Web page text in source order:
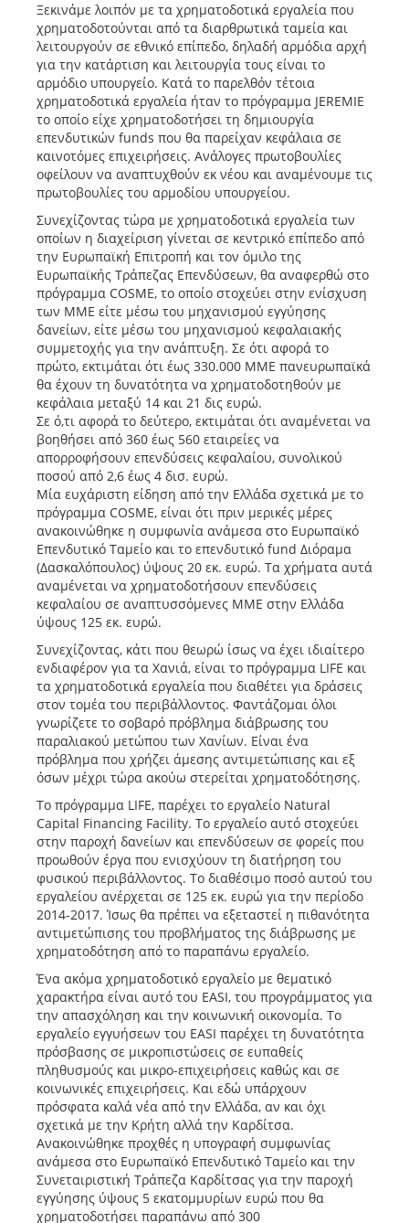
Ξεκινάμε λοιπόν με τα χρηματοδοτικά εργαλεία που
χρηματοδοτούνται από τα διαρθρωτικά ταμεία και
λειτουργούν σε εθνικό επίπεδο, δηλαδή αρμόδια αρχή
για την κατάρτιση και λειτουργία τους είναι το
αρμόδιο υπουργείο. Κατά το παρελθόν τέτοια
χρηματοδοτικά εργαλεία ήταν το πρόγραμμα JEREMIE
το οποίο είχε χρηματοδοτήσει τη δημιουργία
επενδυτικών funds που θα παρείχαν κεφάλαια σε
καινοτόμες επιχειρήσεις. Ανάλογες πρωτοβουλίες
οφείλουν να αναπτυχθούν εκ νέου και αναμένουμε τις
πρωτοβουλίες του αρμοδίου υπουργείου.
Συνεχίζοντας τώρα με χρηματοδοτικά εργαλεία των
οποίων η διαχείριση γίνεται σε κεντρικό επίπεδο από
την Ευρωπαϊκή Επιτροπή και τον όμιλο της
Ευρωπαϊκής Τράπεζας Επενδύσεων, θα αναφερθώ στο
πρόγραμμα COSME, το οποίο στοχεύει στην ενίσχυση
των ΜΜΕ είτε μέσω του μηχανισμού εγγύησης
δανείων, είτε μέσω του μηχανισμού κεφαλαιακής
συμμετοχής για την ανάπτυξη. Σε ότι αφορά το
πρώτο, εκτιμάται ότι έως 330.000 ΜΜΕ πανευρωπαϊκά
θα έχουν τη δυνατότητα να χρηματοδοτηθούν με
κεφάλαια μεταξύ 14 και 21 δις ευρώ.
Σε ό,τι αφορά το δεύτερο, εκτιμάται ότι αναμένεται να
βοηθήσει από 360 έως 560 εταιρείες να
απορροφήσουν επενδύσεις κεφαλαίου, συνολικού
ποσού από 2,6 έως 4 δισ. ευρώ.
Μία ευχάριστη είδηση από την Ελλάδα σχετικά με το
πρόγραμμα COSME, είναι ότι πριν μερικές μέρες
ανακοινώθηκε η συμφωνία ανάμεσα στο Ευρωπαϊκό
Επενδυτικό Ταμείο και το επενδυτικό fund Διόραμα
(Δασκαλόπουλος) ύψους 20 εκ. ευρώ. Τα χρήματα αυτά
αναμένεται να χρηματοδοτήσουν επενδύσεις
κεφαλαίου σε αναπτυσσόμενες ΜΜΕ στην Ελλάδα
ύψους 125 εκ. ευρώ.
Συνεχίζοντας, κάτι που θεωρώ ίσως να έχει ιδιαίτερο
ενδιαφέρον για τα Χανιά, είναι το πρόγραμμα LIFE και
τα χρηματοδοτικά εργαλεία που διαθέτει για δράσεις
στον τομέα του περιβάλλοντος. Φαντάζομαι όλοι
γνωρίζετε το σοβαρό πρόβλημα διάβρωσης του
παραλιακού μετώπου των Χανίων. Είναι ένα
πρόβλημα που χρήζει άμεσης αντιμετώπισης και εξ
όσων μέχρι τώρα ακούω στερείται χρηματοδότησης.
Το πρόγραμμα LIFE, παρέχει το εργαλείο Natural
Capital Financing Facility. Το εργαλείο αυτό στοχεύει
στην παροχή δανείων και επενδύσεων σε φορείς που
προωθούν έργα που ενισχύουν τη διατήρηση του
φυσικού περιβάλλοντος. Το διαθέσιμο ποσό αυτού του
εργαλείου ανέρχεται σε 125 εκ. ευρώ για την περίοδο
2014-2017. Ίσως θα πρέπει να εξεταστεί η πιθανότητα
αντιμετώπισης του προβλήματος της διάβρωσης με
χρηματοδότηση από το παραπάνω εργαλείο.
Ένα ακόμα χρηματοδοτικό εργαλείο με θεματικό
χαρακτήρα είναι αυτό του EASI, του προγράμματος για
την απασχόληση και την κοινωνική οικονομία. Το
εργαλείο εγγυήσεων του EASI παρέχει τη δυνατότητα
πρόσβασης σε μικροπιστώσεις σε ευπαθείς
πληθυσμούς και μικρο-επιχειρήσεις καθώς και σε
κοινωνικές επιχειρήσεις. Και εδώ υπάρχουν
πρόσφατα καλά νέα από την Ελλάδα, αν και όχι
σχετικά με την Κρήτη αλλά την Καρδίτσα.
Ανακοινώθηκε προχθές η υπογραφή συμφωνίας
ανάμεσα στο Ευρωπαϊκό Επενδυτικό Ταμείο και την
Συνεταιριστική Τράπεζα Καρδίτσας για την παροχή
εγγύησης ύψους 5 εκατομμυρίων ευρώ που θα
χρηματοδοτήσει παραπάνω από 300